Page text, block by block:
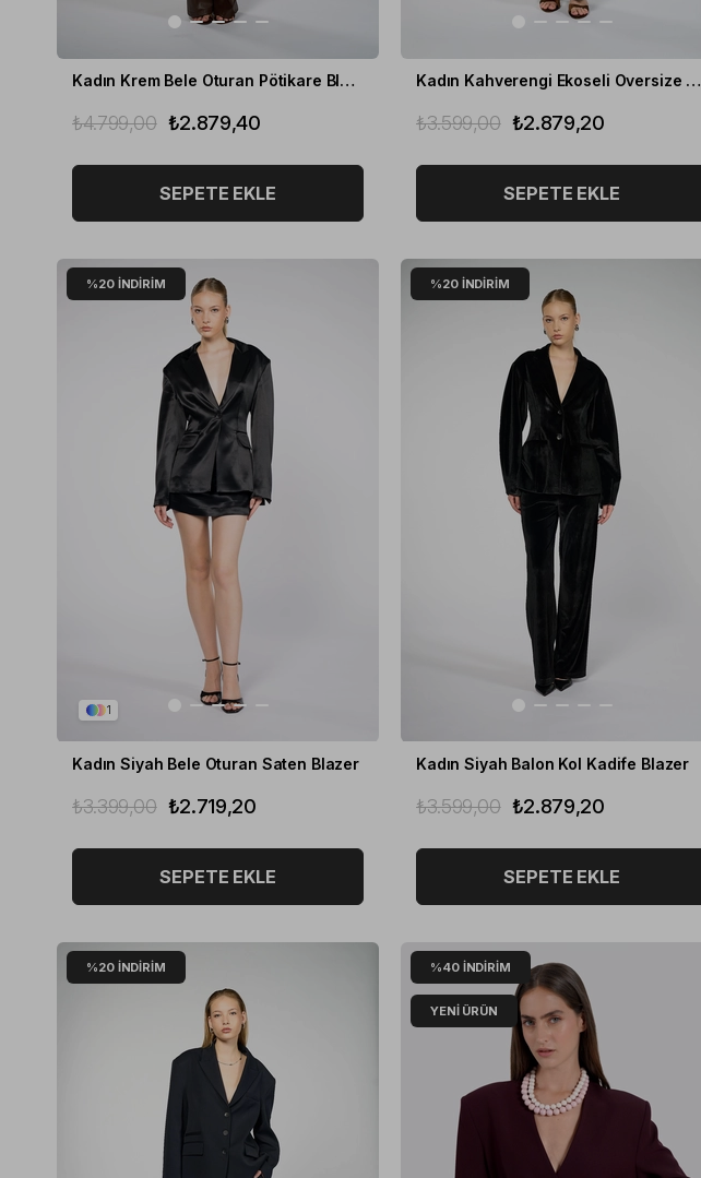
Kadın Krem Bele Oturan Pötikare Blazer
₺2.879,40
₺4.799,00
SEPETE EKLE
Kadın Kahverengi Ekoseli Oversize Blazer
₺2.879,20
₺3.599,00
SEPETE EKLE
1
Kadın Siyah Bele Oturan Saten Blazer
₺2.719,20
₺3.399,00
SEPETE EKLE
%20 İNDIRIM
Kadın Siyah Balon Kol Kadife Blazer
₺2.879,20
₺3.599,00
SEPETE EKLE
%20 İNDIRIM
%20 İNDIRIM %40 İNDIRIM
YENI ÜRÜN